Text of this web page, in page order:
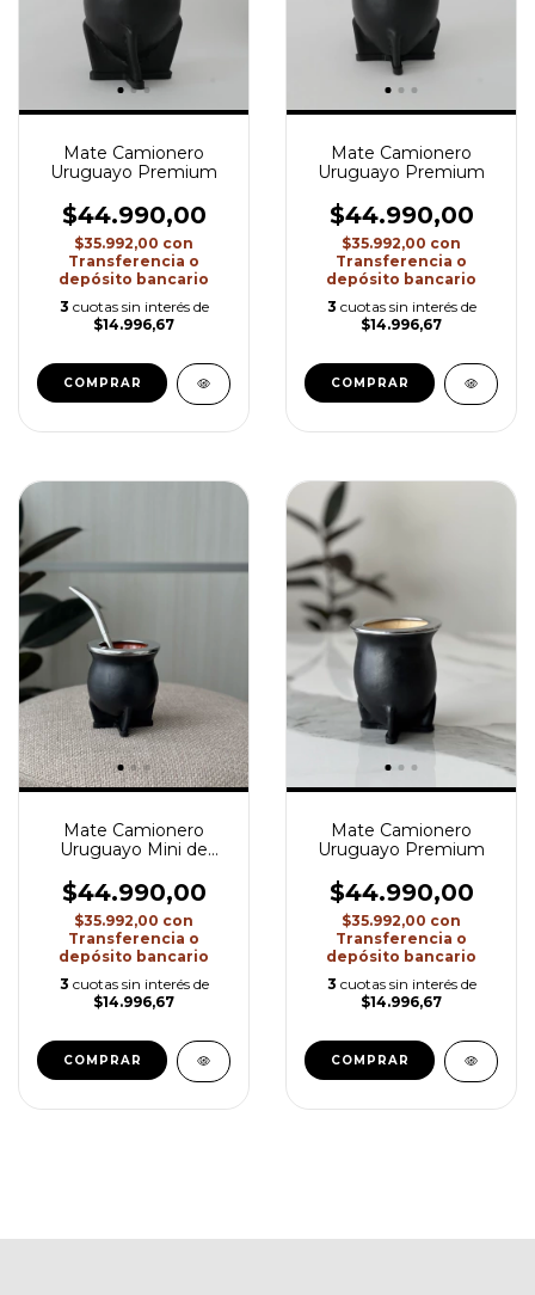
Mate Camionero
Uruguayo Premium
$44.990,00
$35.992,00 con
Transferencia o
depósito bancario
3 cuotas sin interés de
$14.996,67
COMPRAR
Mate Camionero
Uruguayo Premium
$44.990,00
$35.992,00 con
Transferencia o
depósito bancario
3 cuotas sin interés de
$14.996,67
COMPRAR
Mate Camionero
Uruguayo Mini de
$44.990,00
$35.992,00 con
Transferencia o
depósito bancario
3 cuotas sin interés de
$14.996,67
COMPRAR
Mate Camionero
Uruguayo Premium
$44.990,00
$35.992,00 con
Transferencia o
depósito bancario
3 cuotas sin interés de
$14.996,67
COMPRAR